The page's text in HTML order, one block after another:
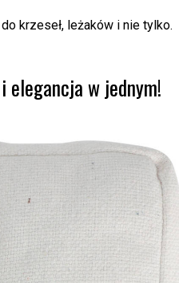
krzeseł, leżaków i nie tylko.
elegancja w jednym!